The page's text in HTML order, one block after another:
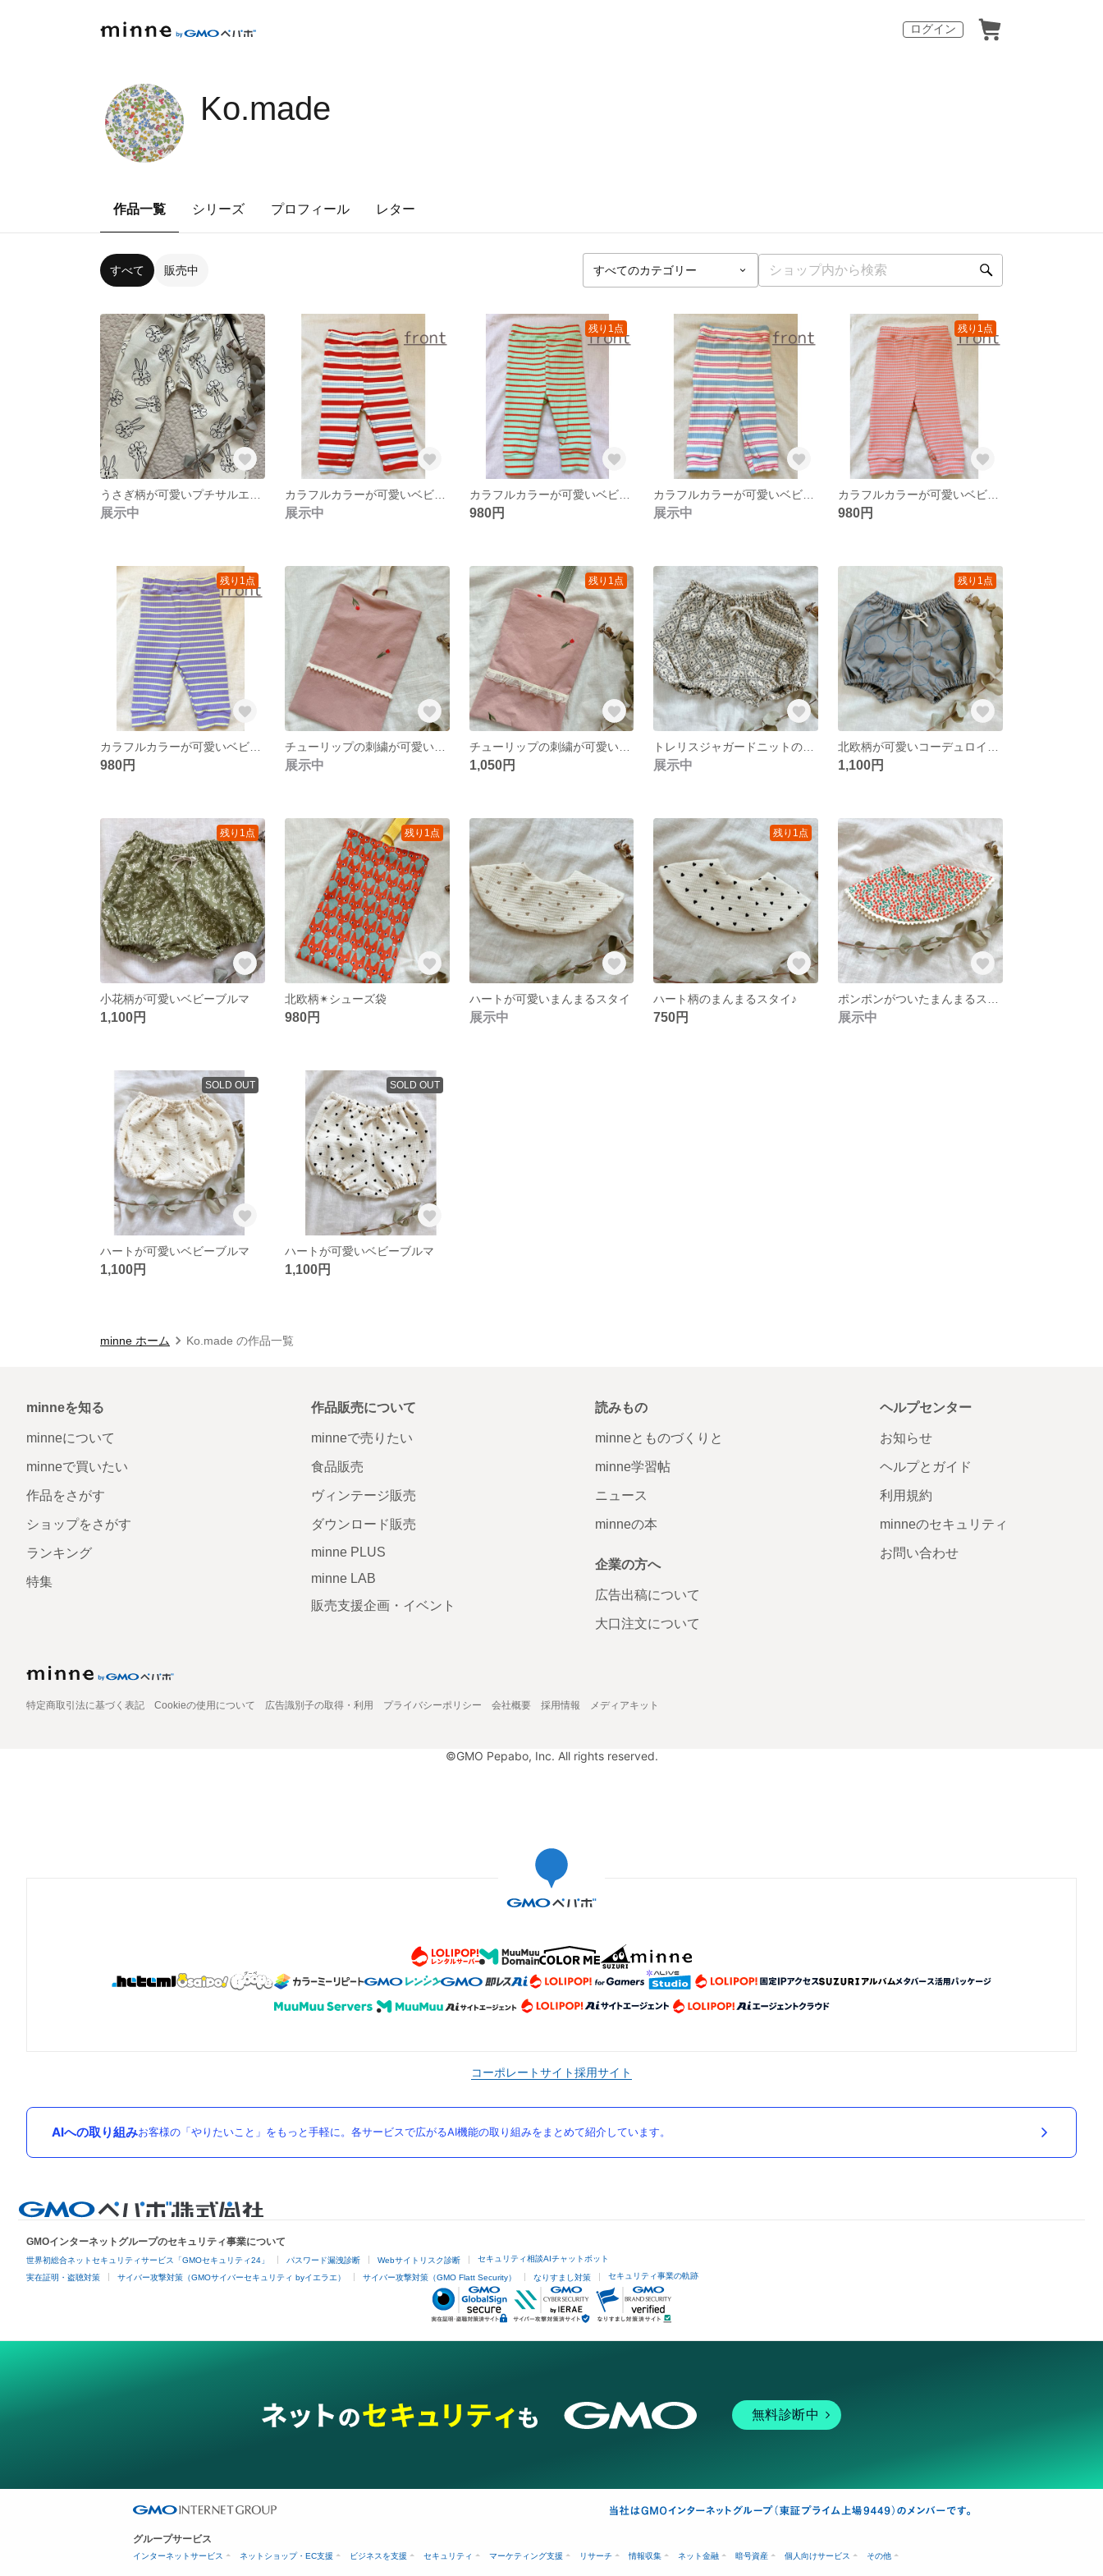
ログイン
Ko.made
作品一覧 シリーズ プロフィール レター
すべて 販売中
展示中
カラフルカラーが可愛いベビーレギンス 7分丈
展示中
残り1点
カラフルカラーが可愛いベビーレギンス 7分丈
980円 展示中
残り1点
980円
残り1点
980円 展示中
残り1点
1,050円 展示中
残り1点
1,100円
残り1点
小花柄が可愛いベビーブルマ
1,100円
残り1点
北欧柄✴︎シューズ袋
980円
ハートが可愛いまんまるスタイ
展示中
残り1点
ハート柄のまんまるスタイ♪
750円 展示中
SOLD OUT
ハートが可愛いベビーブルマ
1,100円
SOLD OUT
ハートが可愛いベビーブルマ
1,100円
minne ホーム Ko.made の作品一覧
minneを知る
minneについて
minneで買いたい
作品をさがす
ショップをさがす
ランキング
特集
作品販売について
minneで売りたい
食品販売
ヴィンテージ販売
ダウンロード販売
minne PLUS
minne LAB
販売支援企画・イベント
読みもの
minneとものづくりと
minne学習帖
ニュース
minneの本
企業の方へ
広告出稿について
大口注文について
ヘルプセンター
お知らせ
ヘルプとガイド
利用規約
minneのセキュリティ
お問い合わせ
特定商取引法に基づく表記 Cookieの使用について 広告識別子の取得・利用 プライバシーポリシー 会社概要 採用情報 メディアキット
©GMO Pepabo, Inc. All rights reserved.
コーポレートサイト採用サイト
AIへの取り組みお客様の「やりたいこと」をもっと手軽に。各サービスで広がるAI機能の取り組みをまとめて紹介しています。
GMOインターネットグループのセキュリティ事業について
世界初総合ネットセキュリティサービス「GMOセキュリティ24」 パスワード漏洩診断 Webサイトリスク診断 セキュリティ相談AIチャットボット
実在証明・盗聴対策 サイバー攻撃対策（GMOサイバーセキュリティ byイエラエ） サイバー攻撃対策（GMO Flatt Security） なりすまし対策 セキュリティ事業の軌跡
無料診断中
グループサービス
インターネットサービス ネットショップ・EC支援 ビジネスを支援 セキュリティ マーケティング支援 リサーチ 情報収集 ネット金融 暗号資産 個人向けサービス その他